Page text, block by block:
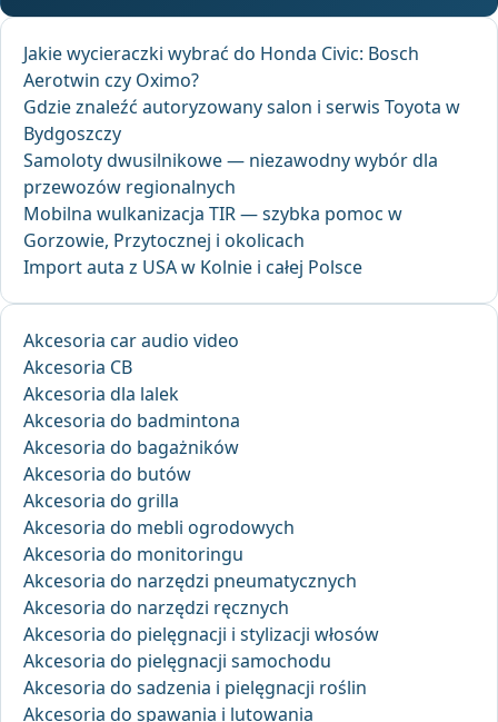
Jakie wycieraczki wybrać do Honda Civic: Bosch
Aerotwin czy Oximo?
Gdzie znaleźć autoryzowany salon i serwis Toyota w
Bydgoszczy
Samoloty dwusilnikowe — niezawodny wybór dla
przewozów regionalnych
Mobilna wulkanizacja TIR — szybka pomoc w
Gorzowie, Przytocznej i okolicach
Import auta z USA w Kolnie i całej Polsce
Akcesoria car audio video
Akcesoria CB
Akcesoria dla lalek
Akcesoria do badmintona
Akcesoria do bagażników
Akcesoria do butów
Akcesoria do grilla
Akcesoria do mebli ogrodowych
Akcesoria do monitoringu
Akcesoria do narzędzi pneumatycznych
Akcesoria do narzędzi ręcznych
Akcesoria do pielęgnacji i stylizacji włosów
Akcesoria do pielęgnacji samochodu
Akcesoria do sadzenia i pielęgnacji roślin
Akcesoria do spawania i lutowania